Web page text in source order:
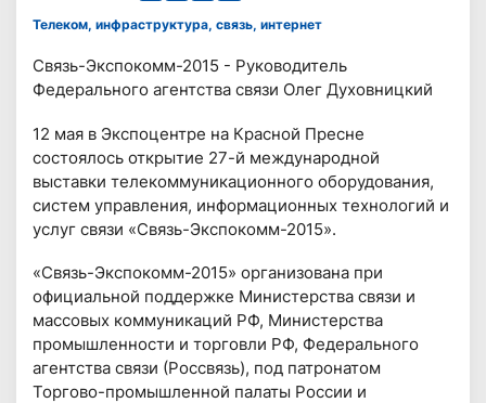
Телеком, инфраструктура, связь, интернет
Связь-Экспокомм-2015 - Руководитель
Федерального агентства связи Олег Духовницкий
12 мая в Экспоцентре на Красной Пресне
состоялось открытие 27-й международной
выставки телекоммуникационного оборудования,
систем управления, информационных технологий и
услуг связи «Связь-Экспокомм-2015».
«Связь-Экспокомм-2015» организована при
официальной поддержке Министерства связи и
массовых коммуникаций РФ, Министерства
промышленности и торговли РФ, Федерального
агентства связи (Россвязь), под патронатом
Торгово-промышленной палаты России и